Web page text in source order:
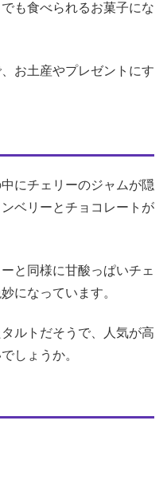
も食べられるお菓子にな
お土産やプレゼントにす
にチェリーのジャムが隠
ベリーとチョコレートが
と同様に甘酸っぱいチェ
になっています。
ルトだそうで、人気が高
しょうか。